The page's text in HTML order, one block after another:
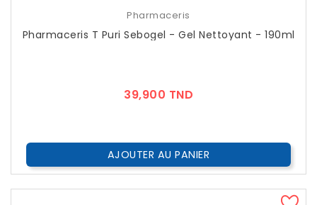
Pharmaceris
Pharmaceris T Puri Sebogel - Gel Nettoyant - 190ml
39,900 TND
AJOUTER AU PANIER